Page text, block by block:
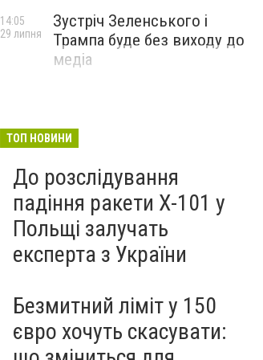
Зустріч Зеленського і
Трампа буде без виходу до
медіа
14:05
29 липня
ТОП НОВИНИ
До розслідування
падіння ракети Х-101 у
Польщі залучать
експерта з України
Безмитний ліміт у 150
євро хочуть скасувати: